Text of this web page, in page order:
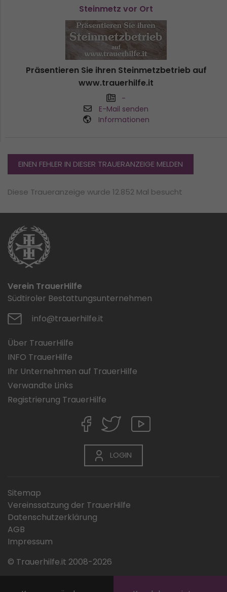
Steinmetz vor Ort
Präsentieren Sie ihren Steinmetzbetrieb auf
www.trauerhilfe.it
-
E-Mail senden
Informationen
EINEN FEHLER IN DIESER TRAUERANZEIGE MELDEN
Diese Traueranzeige wurde 12.852 Mal besucht
Verein TrauerHilfe
Südtiroler Bestattungsunternehmen
info@trauerhilfe.it
Über TrauerHilfe
INFO TrauerHilfe
Ihr Unternehmen auf TrauerHilfe
Verwandte Links
Registrierung TrauerHilfe
LOGIN
Sitemap
Vereinssatzung der TrauerHilfe
Datenschutzerklärung
AGB
Impressum
© Trauerhilfe.it 2008-2026